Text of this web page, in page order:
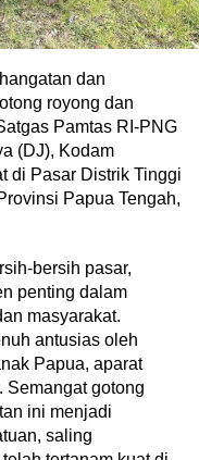
dan
royong dan
Pamtas RI-PNG
(DJ), Kodam
di Pasar Distrik Tinggi
Papua Tengah,
bersih pasar,
penting dalam
masyarakat.
antusias oleh
Papua, aparat
Semangat gotong
ini menjadi
saling